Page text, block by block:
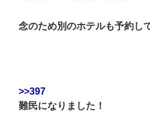
念のため別のホテルも予約し
>>397
難民になりました！